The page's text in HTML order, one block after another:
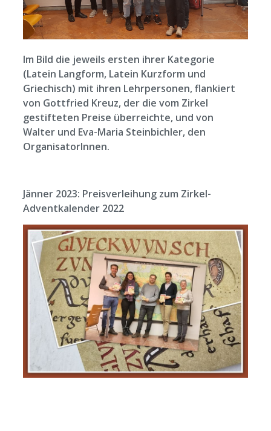
Im Bild die jeweils ersten ihrer Kategorie
(Latein Langform, Latein Kurzform und
Griechisch) mit ihren Lehrpersonen, flankiert
von Gottfried Kreuz, der die vom Zirkel
gestifteten Preise überreichte, und von
Walter und Eva-Maria Steinbichler, den
OrganisatorInnen.
Jänner 2023: Preisverleihung zum Zirkel-
Adventkalender 2022